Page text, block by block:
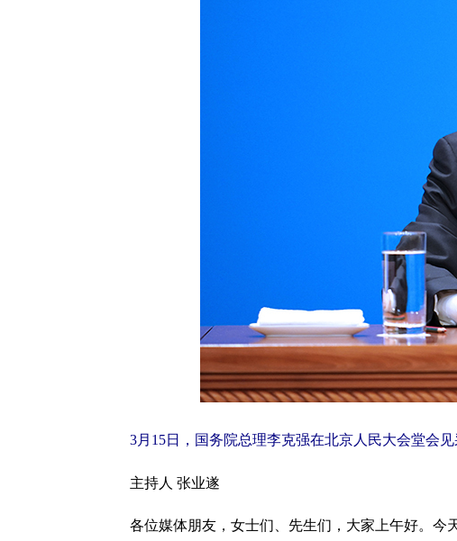
3月15日，国务院总理李克强在北京人民大会堂会见
主持人 张业遂
各位媒体朋友，女士们、先生们，大家上午好。今